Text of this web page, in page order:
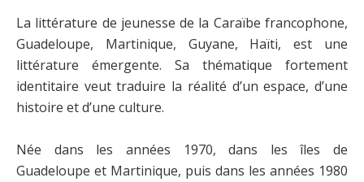
La littérature de jeunesse de la Caraïbe francophone,
Guadeloupe, Martinique, Guyane, Haïti, est une
littérature émergente. Sa thématique fortement
identitaire veut traduire la réalité d’un espace, d’une
histoire et d’une culture.
Née dans les années 1970, dans les îles de
Guadeloupe et Martinique, puis dans les années 1980